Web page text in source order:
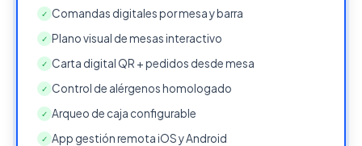
✓ Comandas digitales por mesa y barra
✓ Plano visual de mesas interactivo
✓ Carta digital QR + pedidos desde mesa
✓ Control de alérgenos homologado
✓ Arqueo de caja configurable
✓ App gestión remota iOS y Android